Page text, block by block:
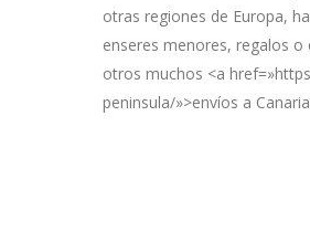
otras regiones de Europa,
enseres menores, regalos
otros muchos <a
peninsula/»>envíos a